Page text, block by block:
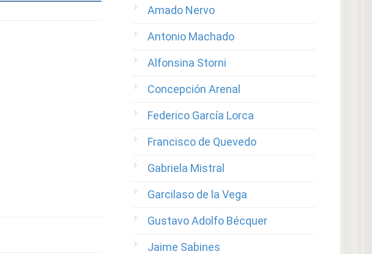
Amado Nervo
Antonio Machado
Alfonsina Storni
Concepción Arenal
Federico García Lorca
Francisco de Quevedo
Gabriela Mistral
Garcilaso de la Vega
Gustavo Adolfo Bécquer
Jaime Sabines